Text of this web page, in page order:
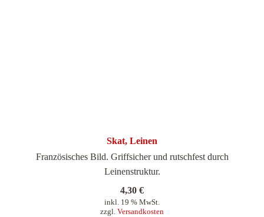
Skat, Leinen
Französisches Bild. Griffsicher und rutschfest durch
Leinenstruktur.
4,30 €
inkl. 19 % MwSt.
zzgl. Versandkosten